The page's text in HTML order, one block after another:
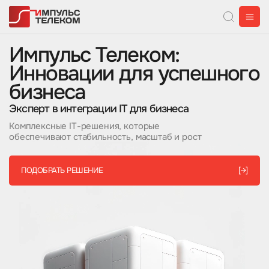
Импульс Телеком:
Инновации для успешного
бизнеса
Эксперт в интеграции IT для бизнеса
Комплексные IT-решения, которые
обеспечивают стабильность, масштаб и рост
ПОДОБРАТЬ РЕШЕНИЕ [→]